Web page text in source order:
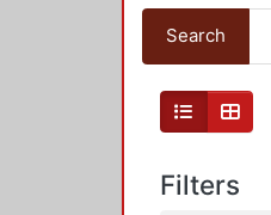
Search
Filters